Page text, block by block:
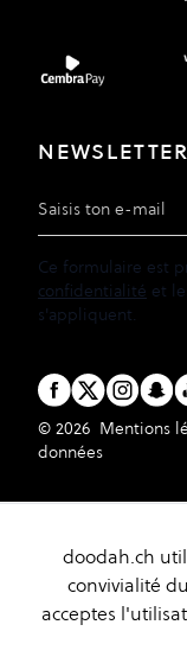
NEWSLETTER
Adresse e-mail
Ce formulaire est
confidentialité et
s'appliquent.
© 2026 Mentions
données
doodah.ch
convivialité
acceptes